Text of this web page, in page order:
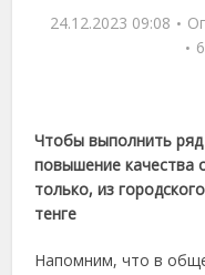
24.12.2023 09:08
Чтобы выполнить
повышение качества
только, из
тенге
Напомним, что в